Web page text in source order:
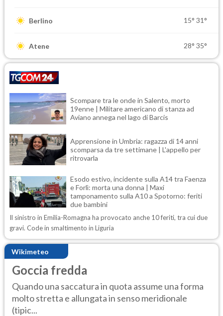
Berlino 15° 31°
Atene 28° 35°
Scompare tra le onde in Salento, morto
19enne | Militare americano di stanza ad
Aviano annega nel lago di Barcis
Apprensione in Umbria: ragazza di 14 anni
scomparsa da tre settimane | L'appello per
ritrovarla
Esodo estivo, incidente sulla A14 tra Faenza
e Forlì: morta una donna | Maxi
tamponamento sulla A10 a Spotorno: feriti
due bambini
Il sinistro in Emilia-Romagna ha provocato anche 10 feriti, tra cui due
gravi. Code in smaltimento in Liguria
Wikimeteo
Goccia fredda
Quando una saccatura in quota assume una forma
molto stretta e allungata in senso meridionale
(tipic...